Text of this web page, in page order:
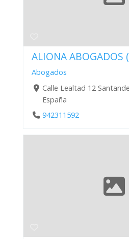
ALIONA ABOGADOS
Abogados
Calle Lealtad 12
España
942311592